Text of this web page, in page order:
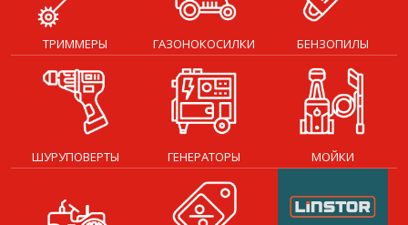
ТРИММЕРЫ ГАЗОНОКОСИЛКИ БЕНЗОПИЛЫ
ШУРУПОВЕРТЫ ГЕНЕРАТОРЫ МОЙКИ